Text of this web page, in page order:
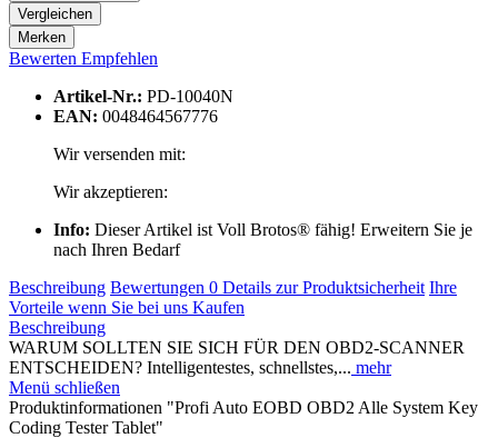
Vergleichen
Merken
Bewerten Empfehlen
Artikel-Nr.: PD-10040N
EAN: 0048464567776
Wir versenden mit:
Wir akzeptieren:
Info: Dieser Artikel ist Voll Brotos® fähig! Erweitern Sie je
nach Ihren Bedarf
Beschreibung Bewertungen 0 Details zur Produktsicherheit Ihre
Vorteile wenn Sie bei uns Kaufen
Beschreibung
WARUM SOLLTEN SIE SICH FÜR DEN OBD2-SCANNER
ENTSCHEIDEN? Intelligentestes, schnellstes,... mehr
Menü schließen
Produktinformationen "Profi Auto EOBD OBD2 Alle System Key
Coding Tester Tablet"